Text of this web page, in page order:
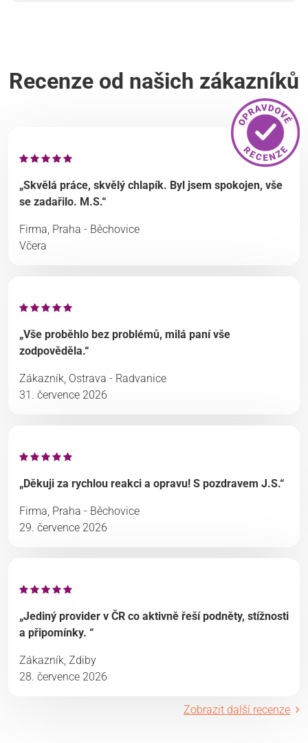
Recenze od našich zákazníků
„Skvělá práce, skvělý chlapík. Byl jsem spokojen, vše
se zadařilo. M.S.“
Firma, Praha - Běchovice
Včera
„Vše proběhlo bez problémů, milá paní vše
zodpověděla.“
Zákazník, Ostrava - Radvanice
31. července 2026
„Děkuji za rychlou reakci a opravu! S pozdravem J.S.“
Firma, Praha - Běchovice
29. července 2026
„Jediný provider v ČR co aktivně řeší podněty, stížnosti
a připomínky. “
Zákazník, Zdiby
28. července 2026
Zobrazit další recenze